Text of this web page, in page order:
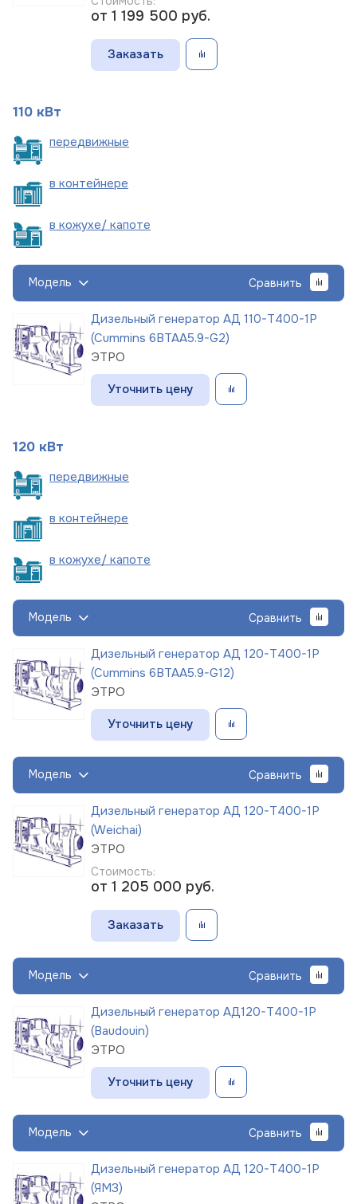
от 1 199 500 руб.
Заказать
110 кВт
передвижные
в контейнере
в кожухе/ капоте
Модель Сравнить
Дизельный генератор АД 110-Т400-1Р
(Cummins 6BTAA5.9-G2)
ЭТРО
Уточнить цену
120 кВт
передвижные
в контейнере
в кожухе/ капоте
Модель Сравнить
Дизельный генератор АД 120-Т400-1Р
(Cummins 6BTAA5.9-G12)
ЭТРО
Уточнить цену
Модель Сравнить
Дизельный генератор АД 120-Т400-1Р
(Weichai)
ЭТРО
Стоимость:
от 1 205 000 руб.
Заказать
Модель Сравнить
Дизельный генератор АД120-Т400-1Р
(Baudouin)
ЭТРО
Уточнить цену
Модель Сравнить
Дизельный генератор АД 120-Т400-1Р
(ЯМЗ)